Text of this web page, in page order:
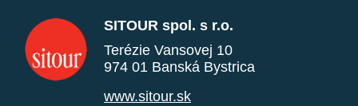
SITOUR spol. s r.o.
Terézie Vansovej 10
974 01 Banská Bystrica
www.sitour.sk